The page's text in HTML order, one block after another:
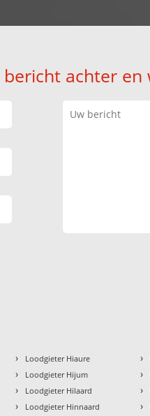
bericht achter
› Loodgieter Hiaure
› Loodgieter Hijum
› Loodgieter Hilaard
› Loodgieter Hinnaard
›
›
›
›